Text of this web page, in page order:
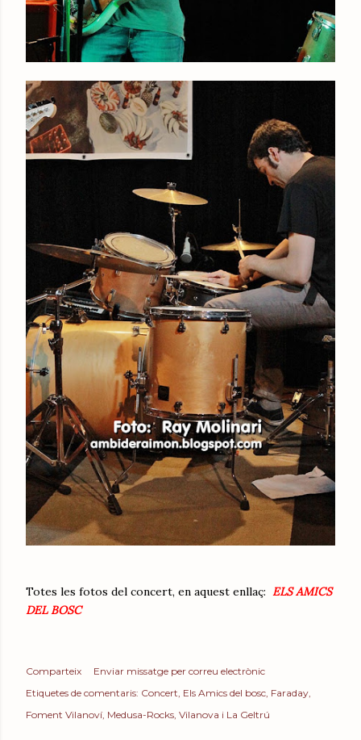
Totes les fotos del concert, en aquest enllaç: ELS AMICS
DEL BOSC
Comparteix
Enviar missatge per correu electrònic
Etiquetes de comentaris: Concert Els Amics del bosc Faraday
Foment Vilanoví Medusa-Rocks Vilanova i La Geltrú